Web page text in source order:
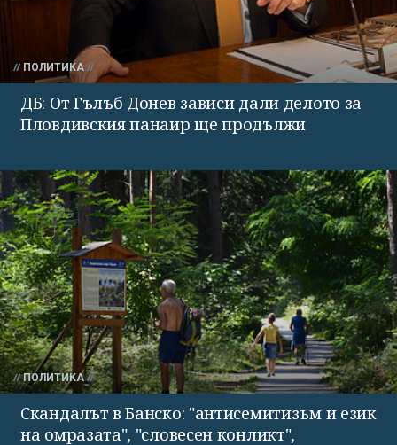
ПОЛИТИКА
ДБ: От Гълъб Донев зависи дали делото за
Пловдивския панаир ще продължи
ПОЛИТИКА
Скандалът в Банско: "антисемитизъм и език
на омразата", "словесен конликт",